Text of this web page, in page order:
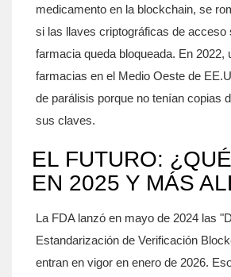
medicamento en la blockchain, se
si las llaves criptográficas de acceso
farmacia queda bloqueada. En 2022,
farmacias en el Medio Oeste de
de parálisis porque no tenían copias
sus claves.
EL FUTURO:
EN 2025 Y MÁS
La FDA lanzó en mayo de 2024 las
Estandarización de Verificación
entran en vigor en enero de 2026.